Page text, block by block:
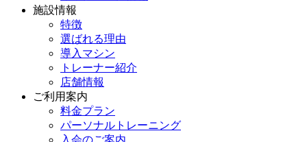
施設情報
特徴
選ばれる理由
導入マシン
トレーナー紹介
店舗情報
ご利用案内
料金プラン
パーソナルトレーニング
入会のご案内